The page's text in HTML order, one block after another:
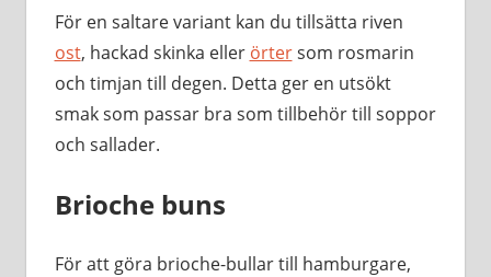
För en saltare variant kan du tillsätta riven
ost, hackad skinka eller örtersom rosmarin
och timjan till degen. Detta ger en utsökt
smak som passar bra som tillbehör till soppor
och sallader.
Brioche buns
För att göra brioche-bullar till hamburgare,